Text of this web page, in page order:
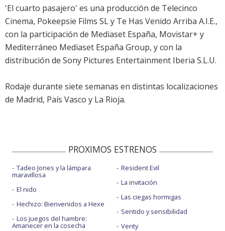
'El cuarto pasajero' es una producción de Telecinco
Cinema, Pokeepsie Films SL y Te Has Venido Arriba A.I.E.,
con la participación de Mediaset España, Movistar+ y
Mediterráneo Mediaset España Group, y con la
distribución de Sony Pictures Entertainment Iberia S.L.U.
Rodaje durante siete semanas en distintas localizaciones
de Madrid, País Vasco y La Rioja.
PROXIMOS ESTRENOS
Tadeo Jones y la lámpara
maravillosa
El nido
Hechizo: Bienvenidos a Hexe
Los juegos del hambre:
Amanecer en la cosecha
Resident Evil
La invitación
Las ciegas hormigas
Sentido y sensibilidad
Verity